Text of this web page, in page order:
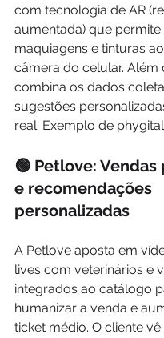
com tecnologia de AR
aumentada) que permite
maquiagens e tinturas
câmera do celular. Além
combina os dados
sugestões
real. Exemplo de
🟢 Petlove: Vendas
e recomendações
personalizadas
A Petlove aposta em
lives com veterinários e
integrados ao catálogo
humanizar a venda e
ticket médio. O cliente